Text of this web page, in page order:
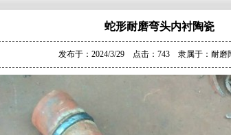
蛇形耐磨弯头内衬陶瓷
发布于：2024/3/29 点击：743 隶属于： 耐磨